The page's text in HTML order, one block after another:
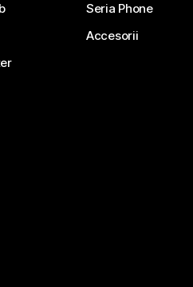
Seria Phone
Accesorii